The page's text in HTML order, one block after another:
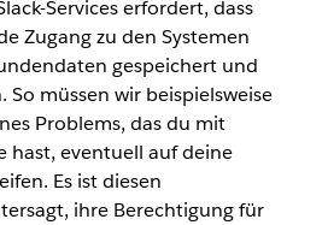
Services erfordert, dass
Zugang zu den Systemen
gespeichert und
müssen wir beispielsweise
Problems, das du mit
hast, eventuell auf deine
Es ist diesen
ihre Berechtigung für